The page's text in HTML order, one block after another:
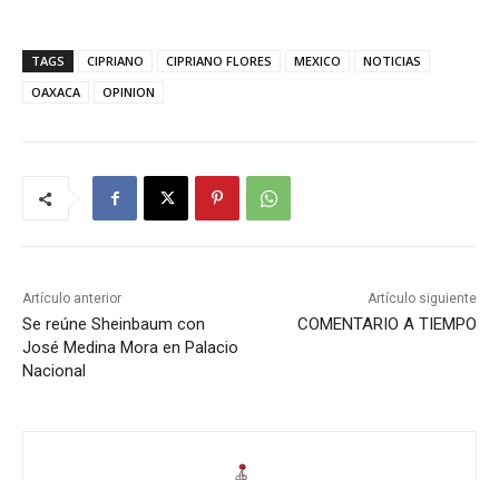
TAGS CIPRIANO CIPRIANO FLORES MEXICO
NOTICIAS
OAXACA
OPINION
Artículo anterior
Se reúne Sheinbaum con
José Medina Mora en Palacio
Nacional
Artículo siguiente
COMENTARIO A TIEMPO